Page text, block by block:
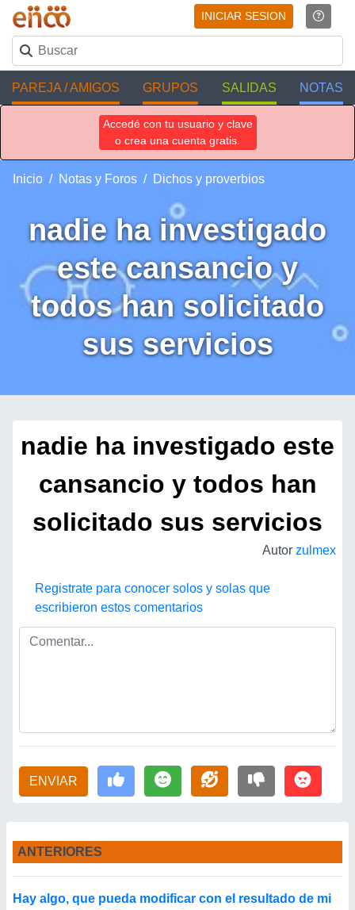
INICIAR SESION
PAREJA / AMIGOS GRUPOS SALIDAS NOTAS
Accedé con tu usuario y clave
o crea una cuenta gratis.
Inicio Notas y Foros Dichos y proverbios
nadie ha investigado
este cansancio y
todos han solicitado
sus servicios
nadie ha investigado este
cansancio y todos han
solicitado sus servicios
Autor zulmex
Registrate para conocer solos y solas que
escribieron estos comentarios
ENVIAR
ANTERIORES
Hay algo, que pueda modificar con el resultado de mi